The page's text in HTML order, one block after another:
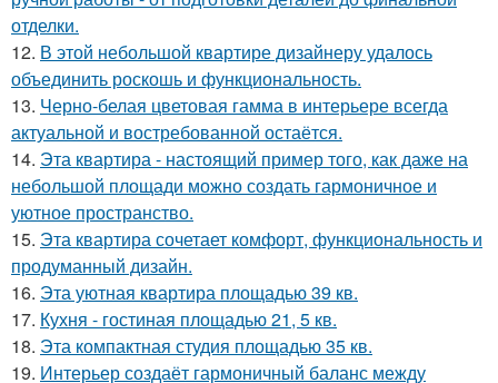
отделки.
12. В этой небольшой квартире дизайнеру удалось
объединить роскошь и функциональность.
13. Черно-белая цветовая гамма в интерьере всегда
актуальной и востребованной остаётся.
14. Эта квартира - настоящий пример того, как даже на
небольшой площади можно создать гармоничное и
уютное пространство.
15. Эта квартира сочетает комфорт, функциональность и
продуманный дизайн.
16. Эта уютная квартира площадью 39 кв.
17. Кухня - гостиная площадью 21, 5 кв.
18. Эта компактная студия площадью 35 кв.
19. Интерьер создаёт гармоничный баланс между